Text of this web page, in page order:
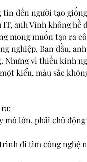
tin đến người tạo
anh Vĩnh không hề
mong muốn tạo ra
nghiệp. Ban đầu,
Nhưng vì thiếu kinh
kiểu, màu sắc
mô lớn, phải chủ động
đi tìm công nghệ